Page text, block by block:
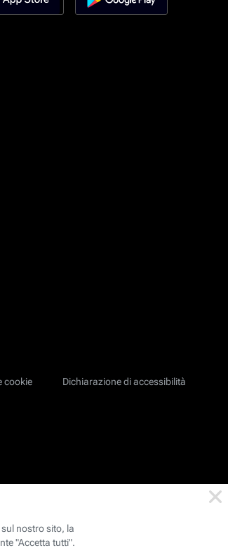
cookie Dichiarazione di accessibilità